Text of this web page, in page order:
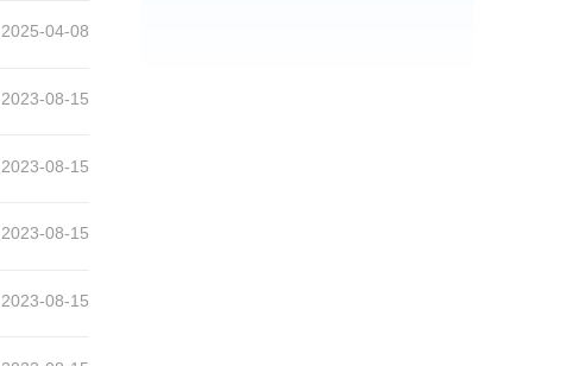
2025-04-08
2023-08-15
2023-08-15
2023-08-15
2023-08-15